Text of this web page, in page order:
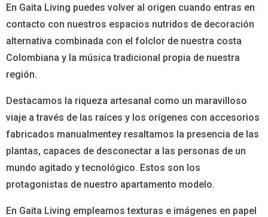
En Gaita Living puedes volver al origen cuando entras en
contacto con nuestros espacios nutridos de decoración
alternativa combinada con el folclor de nuestra costa
Colombiana y la música tradicional propia de nuestra
región.
Destacamos la riqueza artesanal como un maravilloso
viaje a través de las raíces y los orígenes con accesorios
fabricados manualmentey resaltamos la presencia de las
plantas, capaces de desconectar a las personas de un
mundo agitado y tecnológico. Estos son los
protagonistas de nuestro apartamento modelo.
En Gaita Living empleamos texturas e imágenes en papel